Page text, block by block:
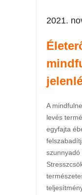
2021.
A
levés
egyfajta
szunnyadó